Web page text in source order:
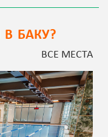
БАКУ?
ВСЕ МЕСТА